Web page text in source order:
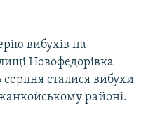
вибухів на
Новофедорівка
сталися вибухи
районі.